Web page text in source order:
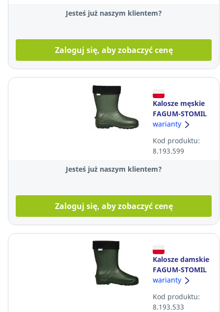
Jesteś już naszym klientem?
Zaloguj się, aby zobaczyć cenę
Kalosze męskie
FAGUM-STOMIL
TORINO 56011
43
warianty
Kod produktu:
8.193.599
Jesteś już naszym klientem?
Zaloguj się, aby zobaczyć cenę
Kalosze damskie
FAGUM-STOMIL
VERONA 53011
rozmiar 37
warianty
Kod produktu:
8.193.533